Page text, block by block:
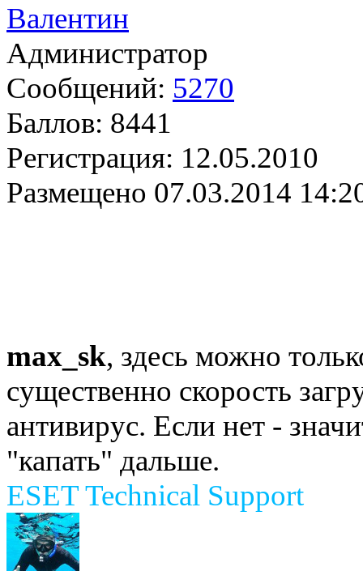
Валентин
Администратор
Сообщений: 5270
Баллов: 8441
Регистрация: 12.05.2010
Размещено 07.03.2014
max_sk, здесь можно
существенно скорость
антивирус. Если нет -
"капать" дальше.
ESET Technical Support